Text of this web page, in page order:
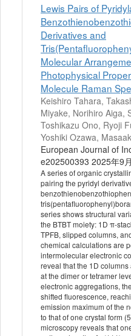
Lewis Pairs of
Derivatives and
Molecular
Photophysical
Molecule Raman
Keishiro Tahara,
Miyake, Norihiro Aiga,
Toshikazu Ono, Ryoji
Yoshiki Ozawa,
European Journal of
e202500393 2025年9
A series of organic
pairing the pyridyl
series shows structural
the BTBT moiety: 1D
TPFB, slipped columns,
chemical calculations are
intermolecular electronic
reveal that the 1D
at the dimer or tetramer
electronic aggregations,
shifted fluorescence,
emission maximum of the
to that of one crystal form
microscopy reveals that